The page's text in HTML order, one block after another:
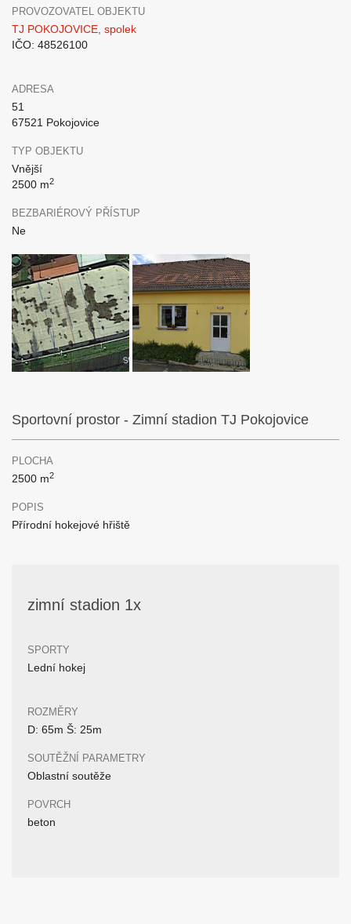
PROVOZOVATEL OBJEKTU
TJ POKOJOVICE, spolek
IČO: 48526100
ADRESA
51
67521 Pokojovice
TYP OBJEKTU
Vnější
2500 m2
BEZBARIÉROVÝ PŘÍSTUP
Ne
Sportovní prostor - Zimní stadion TJ Pokojovice
PLOCHA
2500 m2
POPIS
Přírodní hokejové hřiště
zimní stadion 1x
SPORTY
Lední hokej
ROZMĚRY
D: 65m Š: 25m
SOUTĚŽNÍ PARAMETRY
Oblastní soutěže
POVRCH
beton